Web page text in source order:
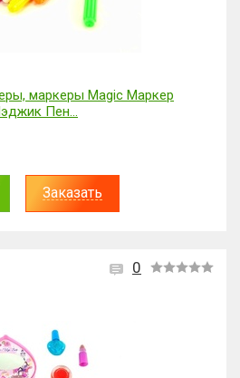
маркеры Magic Маркер
Пен...
Заказать
0